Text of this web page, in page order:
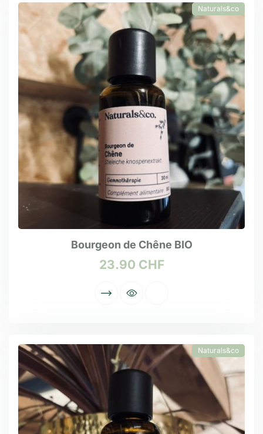
Naturals&co
Bourgeon de Chêne BIO
23.90 CHF
Naturals&co